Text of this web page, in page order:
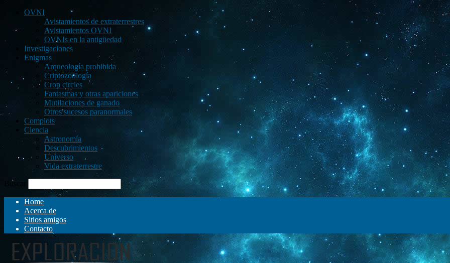
OVNI
Avistamientos de extraterrestres
Avistamientos OVNI
OVNIs en la antigüedad
Investigaciones
Enigmas
Arqueología prohibida
Criptozoología
Crop circles
Fantasmas y otras apariciones
Mutilaciones de ganado
Otros sucesos paranormales
Complots
Ciencia
Astronomía
Descubrimientos
Universo
Vida extraterrestre
Buscar
Home
Acerca de
Sitios amigos
Contacto